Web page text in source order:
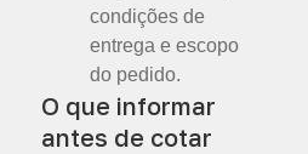
condições de
entrega e escopo
do pedido.
O que informar
antes de cotar